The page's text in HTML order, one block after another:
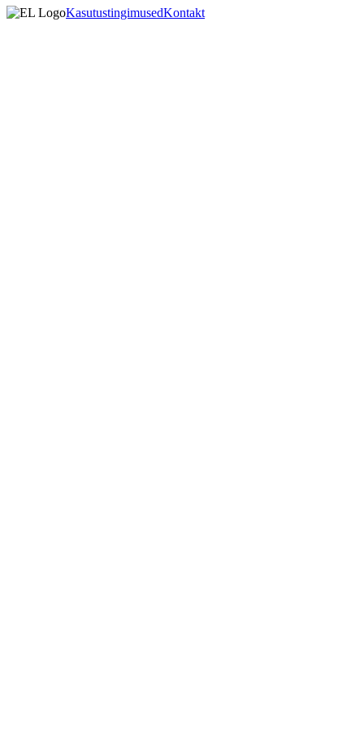
KasutustingimusedKontakt